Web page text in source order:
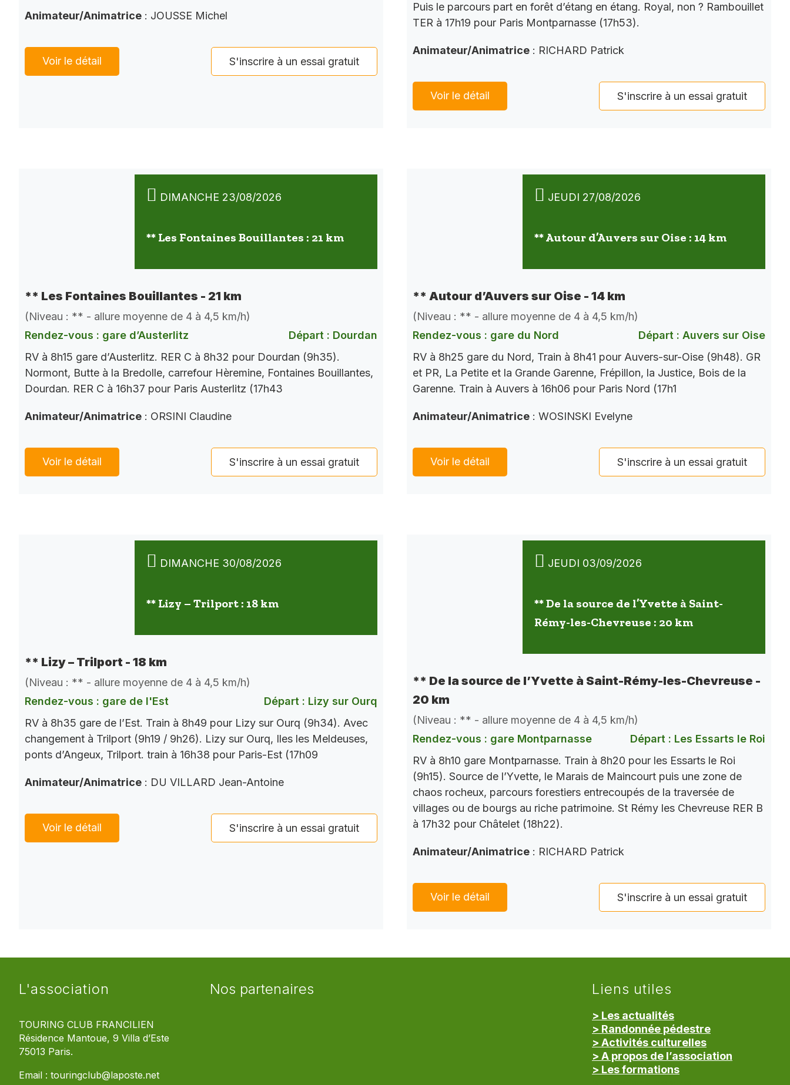
Animateur/Animatrice : JOUSSE Michel
Voir le détail S'inscrire à un essai gratuit
Puis le parcours part en forêt d’étang en étang. Royal, non ? Rambouillet
TER à 17h19 pour Paris Montparnasse (17h53).
Animateur/Animatrice : RICHARD Patrick
Voir le détail S'inscrire à un essai gratuit
DIMANCHE 23/08/2026
** Les Fontaines Bouillantes : 21 km
** Les Fontaines Bouillantes - 21 km
(Niveau : ** - allure moyenne de 4 à 4,5 km/h)
Rendez-vous : gare d’Austerlitz
Départ : Dourdan
RV à 8h15 gare d’Austerlitz. RER C à 8h32 pour Dourdan (9h35).
Normont, Butte à la Bredolle, carrefour Hèremine, Fontaines Bouillantes,
Dourdan. RER C à 16h37 pour Paris Austerlitz (17h43
Animateur/Animatrice : ORSINI Claudine
Voir le détail S'inscrire à un essai gratuit
JEUDI 27/08/2026
** Autour d’Auvers sur Oise : 14 km
** Autour d’Auvers sur Oise - 14 km
(Niveau : ** - allure moyenne de 4 à 4,5 km/h)
Rendez-vous : gare du Nord
Départ : Auvers sur Oise
RV à 8h25 gare du Nord, Train à 8h41 pour Auvers-sur-Oise (9h48). GR
et PR, La Petite et la Grande Garenne, Frépillon, la Justice, Bois de la
Garenne. Train à Auvers à 16h06 pour Paris Nord (17h1
Animateur/Animatrice : WOSINSKI Evelyne
Voir le détail S'inscrire à un essai gratuit
DIMANCHE 30/08/2026
** Lizy – Trilport : 18 km
** Lizy – Trilport - 18 km
(Niveau : ** - allure moyenne de 4 à 4,5 km/h)
Rendez-vous : gare de l'Est
Départ : Lizy sur Ourq
RV à 8h35 gare de l’Est. Train à 8h49 pour Lizy sur Ourq (9h34). Avec
changement à Trilport (9h19 / 9h26). Lizy sur Ourq, Iles les Meldeuses,
ponts d’Angeux, Trilport. train à 16h38 pour Paris-Est (17h09
Animateur/Animatrice : DU VILLARD Jean-Antoine
Voir le détail S'inscrire à un essai gratuit
JEUDI 03/09/2026
** De la source de l’Yvette à Saint-
Rémy-les-Chevreuse : 20 km
** De la source de l’Yvette à Saint-Rémy-les-Chevreuse -
20 km
(Niveau : ** - allure moyenne de 4 à 4,5 km/h)
Rendez-vous : gare Montparnasse
Départ : Les Essarts le Roi
RV à 8h10 gare Montparnasse. Train à 8h20 pour les Essarts le Roi
(9h15). Source de l’Yvette, le Marais de Maincourt puis une zone de
chaos rocheux, parcours forestiers entrecoupés de la traversée de
villages ou de bourgs au riche patrimoine. St Rémy les Chevreuse RER B
à 17h32 pour Châtelet (18h22).
Animateur/Animatrice : RICHARD Patrick
Voir le détail S'inscrire à un essai gratuit
L'association
TOURING CLUB FRANCILIEN
Résidence Mantoue, 9 Villa d’Este
75013 Paris.
Email : touringclub@laposte.net
Nos partenaires Liens utiles
> Les actualités
> Randonnée pédestre
> Activités culturelles
> A propos de l’association
> Les formations